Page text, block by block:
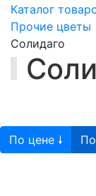
Каталог
Прочие цветы
Солидаго
По цене 🠗